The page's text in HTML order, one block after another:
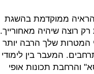
הראיה ממוקדמת בהשגת
רוצה שיהיה מאחורייך.
המטרות שלך הרבה יותר
המעבר בין לימודי
והרחבת תכונות אופי